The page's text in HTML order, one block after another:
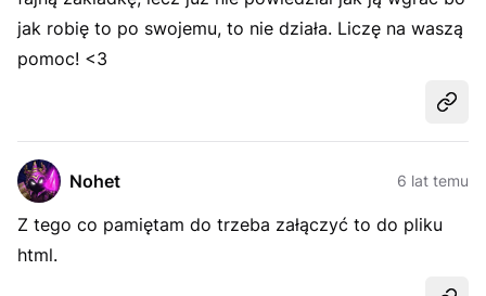
jak robię to po swojemu, to nie działa. Liczę na waszą
pomoc! <3
Nohet 6 lat temu
Z tego co pamiętam do trzeba załączyć to do pliku
html.